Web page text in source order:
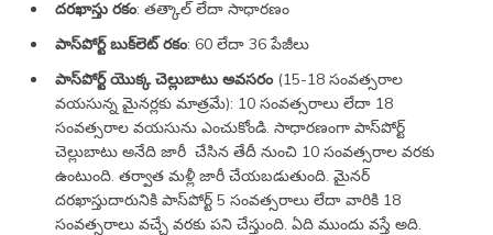
దరఖాస్తు రకం: తత్కాల్ లేదా సాధారణం
పాస్‌పోర్ట్ బుక్‌లెట్ రకం: 60 లేదా 36 పేజీలు
పాస్‌పోర్ట్ యొక్క చెల్లుబాటు అవసరం(15-18 సంవత్సరాల
వయసున్న మైనర్లకు మాత్రమే): 10 సంవత్సరాలు లేదా 18
సంవత్సరాల వయసును ఎంచుకోండి. సాధారణంగా పాస్‌పోర్ట్
చెల్లుబాటు అనేది జారీ చేసిన తేదీ నుంచి 10 సంవత్సరాల వరకు
ఉంటుంది. తర్వాత మళ్లీ జారీ చేయబడుతుంది. మైనర్
దరఖాస్తుదారునికి పాస్‌పోర్ట్ 5 సంవత్సరాలు లేదా వారికి 18
సంవత్సరాలు వచ్చే వరకు పని చేస్తుంది. ఏది ముందు వస్తే అది.